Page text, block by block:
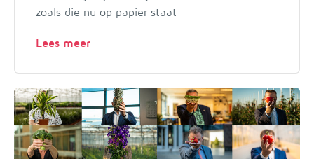
zoals die nu op papier staat
Lees meer